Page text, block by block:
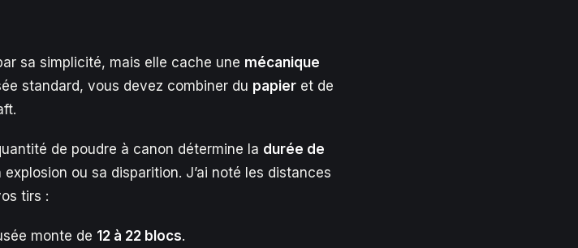
sa simplicité, mais elle cache une mécanique
standard, vous devez combiner du papier et de
de poudre à canon détermine la durée de
ou sa disparition. J’ai noté les distances
tirs :
monte de 12 à 22 blocs.